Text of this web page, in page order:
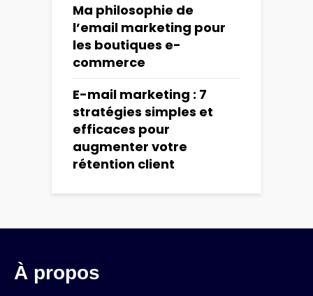
Ma philosophie de
l’email marketing pour
les boutiques e-
commerce
E-mail marketing : 7
stratégies simples et
efficaces pour
augmenter votre
rétention client
À propos